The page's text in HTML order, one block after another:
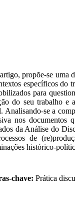
propõe-se uma
específicos do
para
do seu trabalho e
Analisando-se a
nos documentos
da Análise do
de
histórico-
chave: Prática